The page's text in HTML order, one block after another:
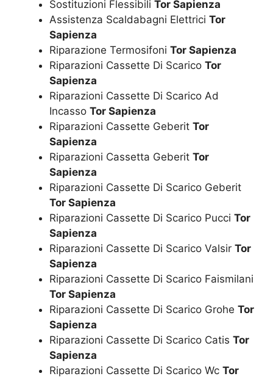
Sostituzioni Flessibili Tor Sapienza
Assistenza Scaldabagni Elettrici Tor
Sapienza
Riparazione Termosifoni Tor Sapienza
Riparazioni Cassette Di Scarico Tor
Sapienza
Riparazioni Cassette Di Scarico Ad
Incasso Tor Sapienza
Riparazioni Cassette Geberit Tor
Sapienza
Riparazioni Cassetta Geberit Tor
Sapienza
Riparazioni Cassette Di Scarico Geberit
Tor Sapienza
Riparazioni Cassette Di Scarico Pucci Tor
Sapienza
Riparazioni Cassette Di Scarico Valsir Tor
Sapienza
Riparazioni Cassette Di Scarico Faismilani
Tor Sapienza
Riparazioni Cassette Di Scarico Grohe Tor
Sapienza
Riparazioni Cassette Di Scarico Catis Tor
Sapienza
Riparazioni Cassette Di Scarico Wc Tor